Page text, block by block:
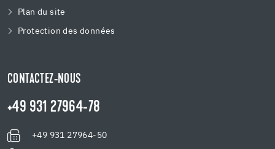
Plan du site
Protection des données
CONTACTEZ-NOUS
+49 931 27964-78
+49 931 27964-50